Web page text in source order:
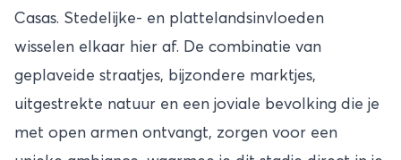
Casas. Stedelijke- en plattelandsinvloeden
wisselen elkaar hier af. De combinatie van
geplaveide straatjes, bijzondere marktjes,
uitgestrekte natuur en een joviale bevolking die je
met open armen ontvangt, zorgen voor een